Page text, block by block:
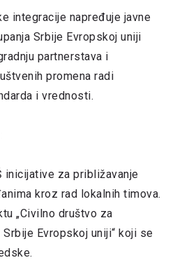
integracije napređuje javne
Srbije Evropskoj uniji
partnerstava i
promena radi
i vrednosti.
inicijative za približavanje
kroz rad lokalnih timova.
„Civilno društvo za
Evropskoj uniji“ koji se